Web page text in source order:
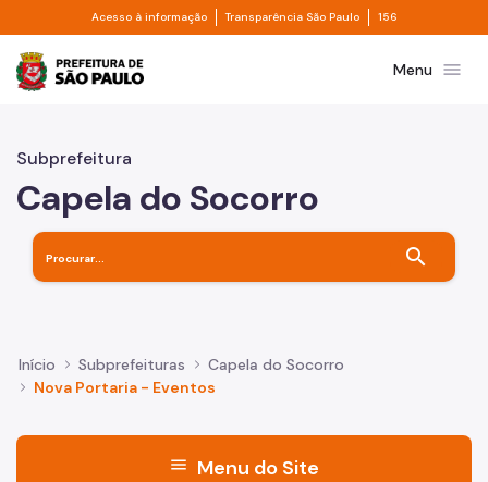
Pular para o Conteúdo principal
Acesso à informação Divisor de acesso à informação
Transparência São Paulo Divisor de
156
Prefeitura de São PauloMenu menu
Subprefeitura
Capela do Socorro
search
Início Subprefeituras
Capela do Socorro
Nova Portaria - Eventos
menu Menu do Site